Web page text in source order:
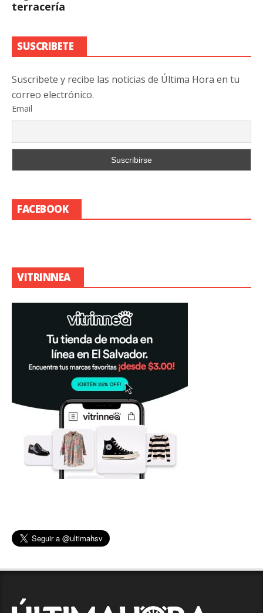
terracería
SUSCRIBETE
Suscribete y recibe las noticias de Última Hora en tu
correo electrónico.
Email
FACEBOOK
VITRINNEA